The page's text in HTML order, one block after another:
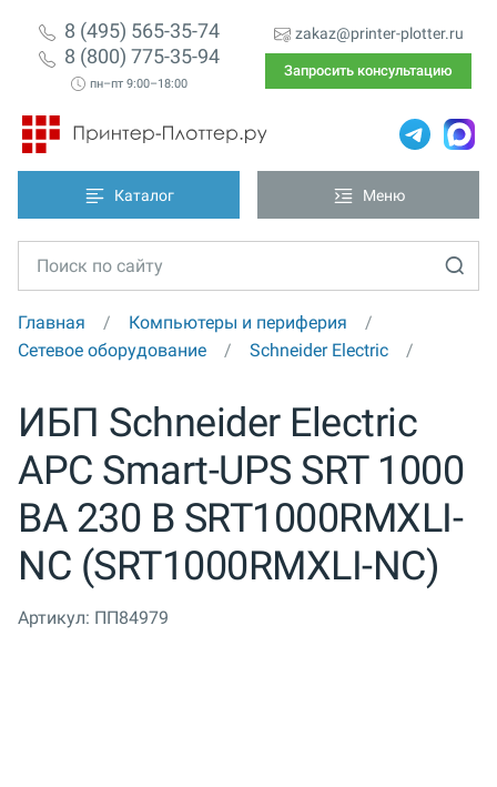
8 (495) 565-35-74
8 (800) 775-35-94
пн–пт 9:00–18:00
zakaz@printer-plotter.ru
Запросить консультацию
Каталог Меню
Главная
Компьютеры и периферия
Сетевое оборудование
Schneider Electric
ИБП Schneider Electric
APC Smart-UPS SRT 1000
ВА 230 В SRT1000RMXLI-
NC (SRT1000RMXLI-NC)
Артикул: ПП84979